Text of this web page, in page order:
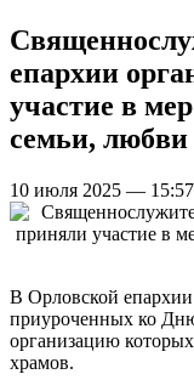
епархии
участие в
семьи, любви
10 июля 2025 — 15:57
В Орловской епархии
приуроченных ко
организацию
храмов.